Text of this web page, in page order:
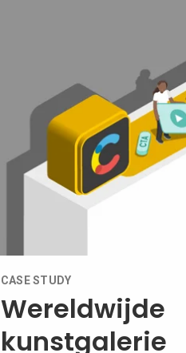
Wereldwijde
kunstgalerie
CASE STUDY